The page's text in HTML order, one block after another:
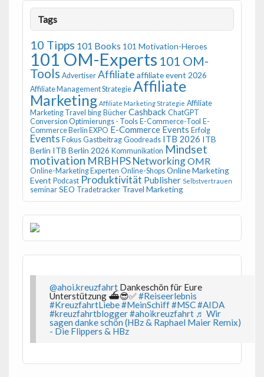
Tags
10 Tipps 101 Books 101 Motivation-Heroes
101 OM-Experts 101 OM-
Tools Advertiser Affiliate affiliate event 2026
Affiliate Management Strategie Affiliate
Marketing Affiliate Marketing Strategie Affiliate
Marketing Travel bing Bücher Cashback ChatGPT
Conversion Optimierungs - Tools E-Commerce-Tool E-
Commerce Berlin EXPO E-Commerce Events Erfolg
Events Fokus Gastbeitrag Goodreads ITB 2026 ITB
Berlin ITB Berlin 2026 Kommunikation Mindset
motivation MRBHPSNetworkingOMR
Online-Marketing Experten Online-Shops Online Marketing
Event Podcast Produktivität Publisher Selbstvertrauen
seminar SEO Tradetracker Travel Marketing
@ahoi.kreuzfahrt Dankeschön für Eure
Unterstützung ⛴️😎✅#Reiseerlebnis
#KreuzfahrtLiebe#MeinSchiff#MSC#AIDA
#kreuzfahrtblogger#ahoikreuzfahrt ♬ Wir
sagen danke schön (HBz & Raphael Maier Remix)
- Die Flippers & HBz